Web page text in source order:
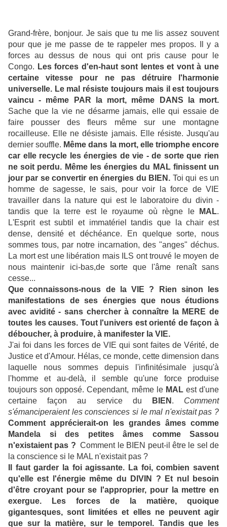
Grand-frère, bonjour. Je sais que tu me lis assez souvent
pour que je me passe de te rappeler mes propos. Il y a
forces au dessus de nous qui ont pris cause pour le
Congo. Les forces d'en-haut sont lentes et vont à une
certaine vitesse pour ne pas détruire l'harmonie
universelle. Le mal résiste toujours mais il est toujours
vaincu - même PAR la mort, même DANS la mort.
Sache que la vie ne désarme jamais, elle qui essaie de
faire pousser des fleurs même sur une montagne
rocailleuse. Elle ne désiste jamais. Elle résiste. Jusqu'au
dernier souffle. Même dans la mort, elle triomphe encore
car elle recycle les énergies de vie - de sorte que rien
ne soit perdu. Même les énergies du MAL finissent un
jour par se convertir en énergies du BIEN. Toi qui es un
homme de sagesse, le sais, pour voir la force de VIE
travailler dans la nature qui est le laboratoire du divin -
tandis que la terre est le royaume où règne leMAL.
L'Esprit est subtil et immatériel tandis que la chair est
dense, densité et déchéance. En quelque sorte, nous
sommes tous, par notre incarnation, des "anges" déchus.
La mort est une libération mais ILS ont trouvé le moyen de
nous maintenir ici-bas,de sorte que l'âme renaît sans
cesse...
Que connaissons-nous de la VIE ? Rien sinon les
manifestations de ses énergies que nous étudions
avec avidité - sans chercher à connaître la MERE de
toutes les causes. Tout l'univers est orienté de façon à
déboucher, à produire, à manifester la VIE.
J'ai foi dans les forces de VIE qui sont faites de Vérité, de
Justice et d'Amour. Hélas, ce monde, cette dimension dans
laquelle nous sommes depuis l'infinitésimale jusqu'à
l'homme et au-delà, il semble qu'une force produise
toujours son opposé. Cependant, même le MALest d'une
certaine façon au service du
BIEN . Comment
s'émanciperaient les consciences si le mal n'existait pas ?
Comment apprécierait-on les grandes âmes comme
Mandela si des petites âmes comme Sassou
n'existaient pas ? Comment le BIEN peut-il être le sel de
la conscience si le MAL n'existait pas ?
Il faut garder la foi agissante. La foi, combien savent
qu'elle est l'énergie même du
DIVIN
? Et nul besoin
d'être croyant pour se l'approprier, pour la mettre en
exergue. Les forces de la matière, quoique
gigantesques, sont limitées et elles ne peuvent agir
que sur la matière, sur le temporel. Tandis que les